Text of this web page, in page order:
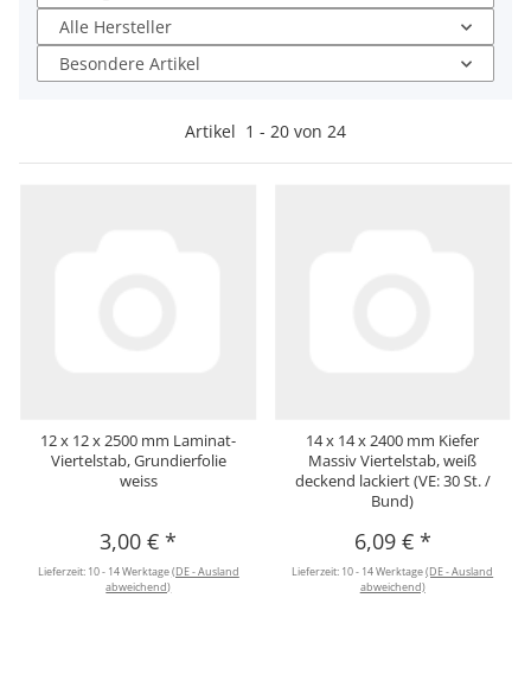
Alle Hersteller
Besondere Artikel
Artikel 1 - 20 von 24
12 x 12 x 2500 mm Laminat-
Viertelstab, Grundierfolie
weiss
3,00 €*
Lieferzeit: 10 - 14 Werktage(DE - Ausland
abweichend)
14 x 14 x 2400 mm Kiefer
Massiv Viertelstab, weiß
deckend lackiert (VE: 30 St. /
Bund)
6,09 € *
Lieferzeit: 10 - 14 Werktage(DE - Ausland
abweichend)